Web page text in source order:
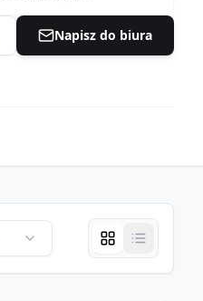
Napisz do biura